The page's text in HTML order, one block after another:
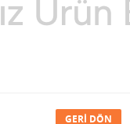
GERI DÖN